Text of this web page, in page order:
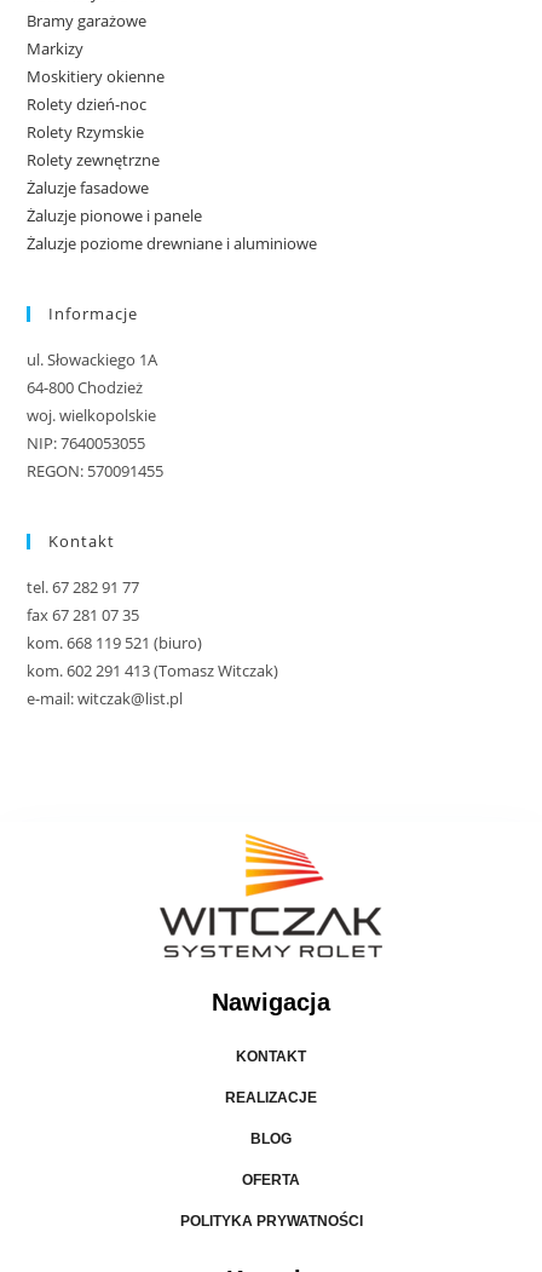
Bramy garażowe
Markizy
Moskitiery okienne
Rolety dzień-noc
Rolety Rzymskie
Rolety zewnętrzne
Żaluzje fasadowe
Żaluzje pionowe i panele
Żaluzje poziome drewniane i aluminiowe
Informacje
ul. Słowackiego 1A
64-800 Chodzież
woj. wielkopolskie
NIP: 7640053055
REGON: 570091455
Kontakt
tel. 67 282 91 77
fax 67 281 07 35
kom. 668 119 521 (biuro)
kom. 602 291 413 (Tomasz Witczak)
e-mail: witczak@list.pl
Nawigacja
KONTAKT
REALIZACJE
BLOG
OFERTA
POLITYKA PRYWATNOŚCI